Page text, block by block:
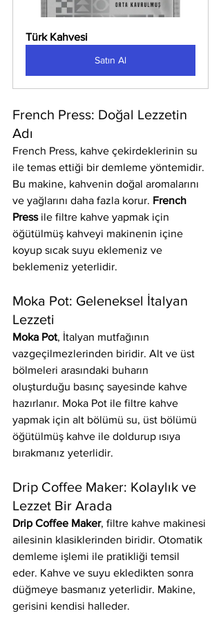
Türk Kahvesi
Satın Al
French Press: Doğal Lezzetin
Adı
French Press, kahve çekirdeklerinin su
ile temas ettiği bir demleme yöntemidir.
Bu makine, kahvenin doğal aromalarını
ve yağlarını daha fazla korur. French
Press ile filtre kahve yapmak için
öğütülmüş kahveyi makinenin içine
koyup sıcak suyu eklemeniz ve
beklemeniz yeterlidir.
Moka Pot: Geleneksel İtalyan
Lezzeti
Moka Pot, İtalyan mutfağının
vazgeçilmezlerinden biridir. Alt ve üst
bölmeleri arasındaki buharın
oluşturduğu basınç sayesinde kahve
hazırlanır. Moka Pot ile filtre kahve
yapmak için alt bölümü su, üst bölümü
öğütülmüş kahve ile doldurup ısıya
bırakmanız yeterlidir.
Drip Coffee Maker: Kolaylık ve
Lezzet Bir Arada
Drip Coffee Maker, filtre kahve makinesi
ailesinin klasiklerinden biridir. Otomatik
demleme işlemi ile pratikliği temsil
eder. Kahve ve suyu ekledikten sonra
düğmeye basmanız yeterlidir. Makine,
gerisini kendisi halleder.